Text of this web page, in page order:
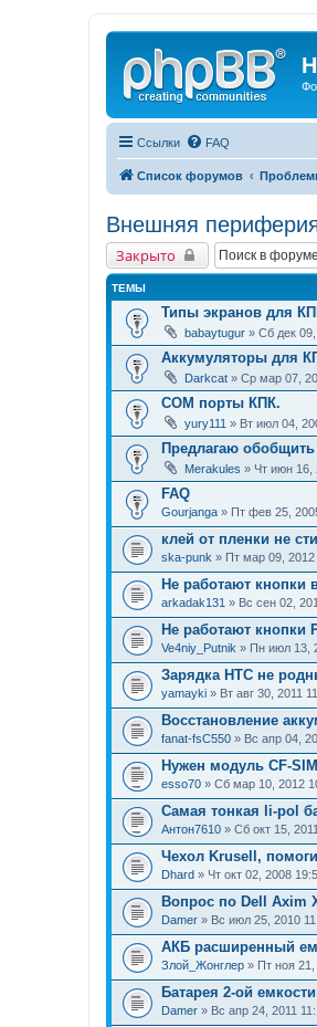
Ссылки FAQ
Список форумов
Внешняя
Закрыто
ТЕМЫ
Типы экранов для
babaytugur » Сб дек
Аккумуляторы для
Darkcat » Ср мар 07,
COM порты КПК.
yury111 » Вт июл 04,
Предлагаю
Merakules » Чт июн 16,
FAQ
Gourjanga » Пт фев 25,
клей от пленки не
ska-punk » Пт мар 09, 2012
Не работают кнопки
arkadak131 » Вс сен 02,
Не работают кнопки
Ve4niy_Putnik » Пн июл 13,
Зарядка HTC не
yamayki » Вт авг 30, 2011
Восстановление
fanat-fsC550 » Вс апр 04,
Нужен модуль CF-
esso70 » Сб мар 10, 2012
Самая тонкая li-pol
Антон7610 » Сб окт 15,
Чехол Krusell,
Dhard » Чт окт 02, 2008
Вопрос по Dell Axim
Damer » Вс июл 25, 2010
АКБ расширенный
Злой_Жонглер » Пт ноя 21,
Батарея 2-ой
Damer » Вс апр 24, 2011